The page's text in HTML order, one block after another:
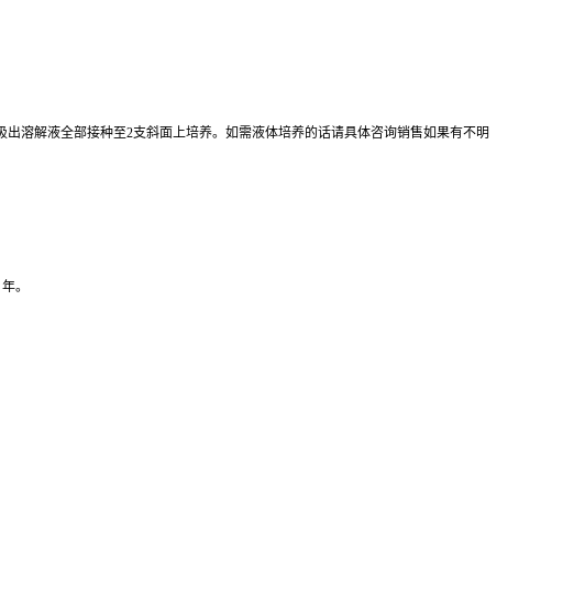
溶解液全部接种至2支斜面上培养。如需液体培养的话请具体咨询销售如果有不明
。